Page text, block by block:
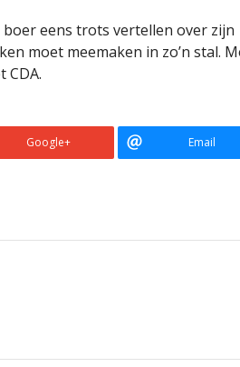
boer eens trots vertellen over zijn
moet meemaken in zo’n stal.
CDA.
Google+ Email